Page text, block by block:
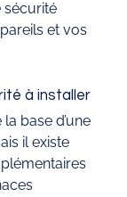
sécurité
et vos
à installer
base d’une
il existe